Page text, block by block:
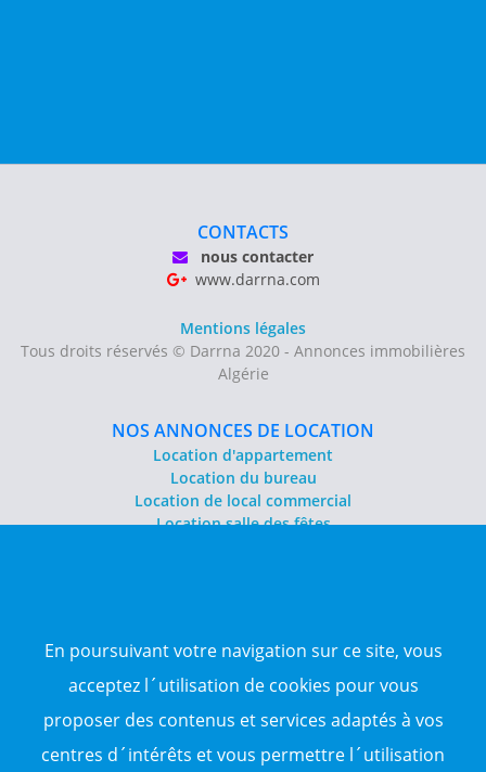
En poursuivant votre navigation sur ce site, vous
acceptez l´utilisation de cookies pour vous
proposer des contenus et services adaptés à vos
centres d´intérêts et vous permettre l´utilisation
CONTACTS
nous contacter
www.darrna.com
Mentions légales
Tous droits réservés © Darrna 2020 - Annonces immobilières
Algérie
NOS ANNONCES DE LOCATION
Location d'appartement
Location du bureau
Location de local commercial
Location salle des fêtes
Vente terrain
TOP WILAYA
Annonce à 16-Alger